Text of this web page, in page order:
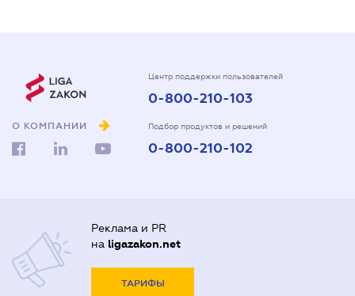
О КОМПАНИИ
Центр поддержки пользователей
0-800-210-103
Подбор продуктов и решений
0-800-210-102
Реклама и PR
на ligazakon.net
ТАРИФЫ